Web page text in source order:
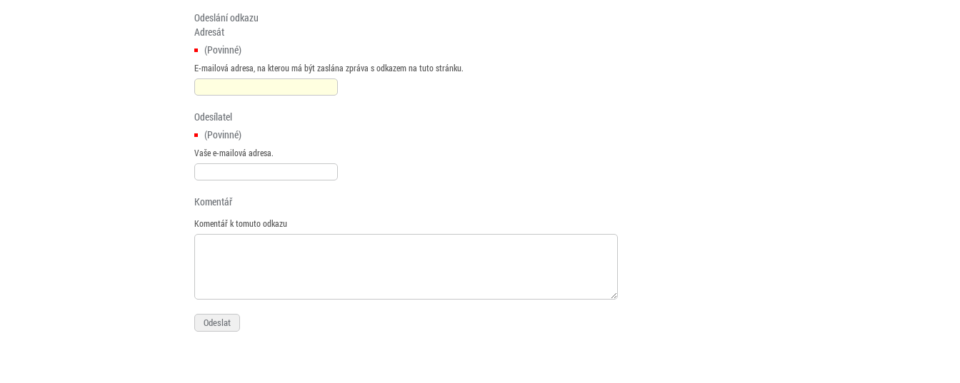
Odeslání odkazu
Adresát
(Povinné)
E-mailová adresa, na kterou má být zaslána zpráva s odkazem na tuto stránku.
Odesílatel
(Povinné)
Vaše e-mailová adresa.
Komentář
Komentář k tomuto odkazu